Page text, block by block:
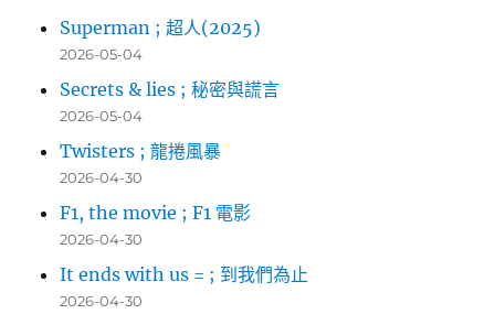
Superman ; 超人(2025)
2026-05-04
Secrets & lies ; 秘密與謊言
2026-05-04
Twisters ; 龍捲風暴
2026-04-30
F1, the movie ; F1 電影
2026-04-30
It ends with us = ; 到我們為止
2026-04-30